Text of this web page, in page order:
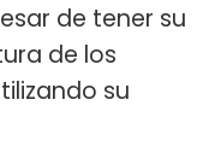
de tener su
de los
su